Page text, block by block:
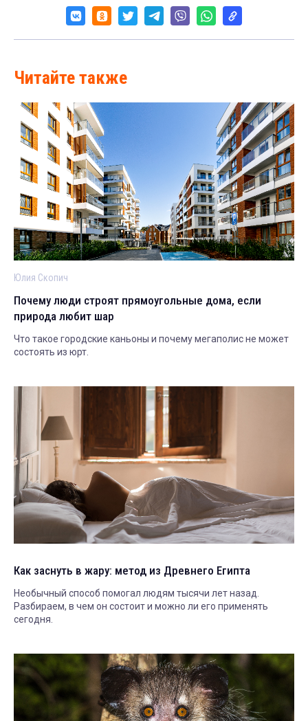
Читайте также
Юлия Скопич
Почему люди строят прямоугольные дома, если
природа любит шар
Что такое городские каньоны и почему мегаполис не может
состоять из юрт.
Как заснуть в жару: метод из Древнего Египта
Необычный способ помогал людям тысячи лет назад.
Разбираем, в чем он состоит и можно ли его применять
сегодня.